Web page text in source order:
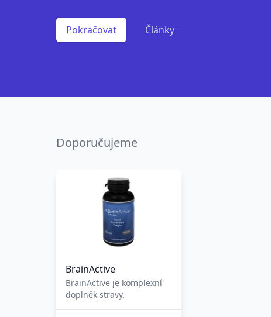
Pokračovat Články
Doporučujeme
BrainActive
BrainActive je komplexní
doplněk stravy.